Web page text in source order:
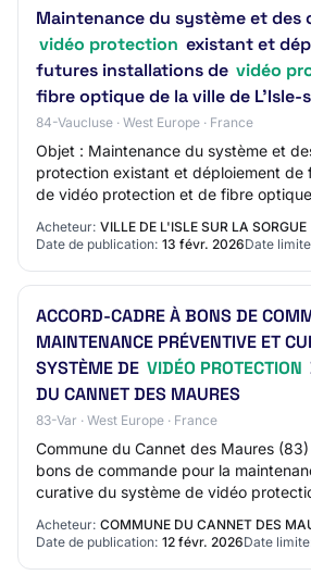
Maintenance du système et des
vidéo protection existant et
futures installations de vidéo
fibre optique de la ville de L'Isle-
84-Vaucluse · West Europe · France
Objet : Maintenance du système et
protection existant et déploiement de
de vidéo protection et de fibre
Acheteur: VILLE DE L'ISLE SUR LA SORGUE
Date de publication: 13 févr. 2026Date
ACCORD-CADRE À BONS DE
MAINTENANCE PRÉVENTIVE ET
SYSTÈME DE VIDÉO PROTECTION
DU CANNET DES MAURES
83-Var · West Europe · France
Commune du Cannet des Maures
bons de commande pour la
curative du système de vidéo
du Cannet des Maures Référence Le-
Acheteur: COMMUNE DU CANNET DES
Date de publication: 12 févr. 2026Date